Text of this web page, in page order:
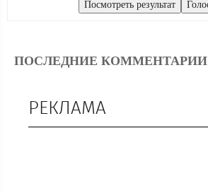
ПОСЛЕДНИЕ КОММЕНТАРИИ
РЕКЛАМА